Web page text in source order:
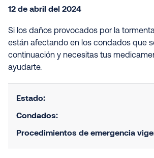
12 de abril del 2024
Si los daños provocados por la
están afectando en los condados que
continuación y necesitas tus
ayudarte.
Estado:
Condados:
Procedimientos de emergencia